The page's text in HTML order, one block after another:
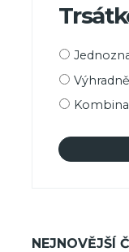
Možnosti
NEJNOVĚJŠÍ